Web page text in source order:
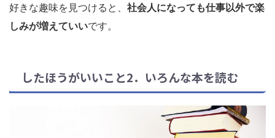
好きな趣味を見つけると、 社会人になっても仕事以外で楽
しみが増えていいです。
したほうがいいこと2．いろんな本を読む